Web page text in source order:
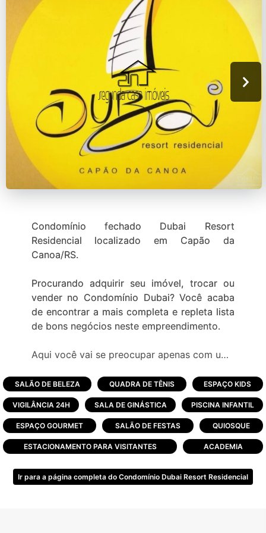
Condomínio fechado Dubai Resort
Residencial localizado em Capão da
Canoa/RS.
Procurando adquirir seu imóvel, trocar ou
vender no Condomínio Dubai? Você acaba
de encontrar a mais completa e repleta lista
de bons negócios neste empreendimento.
Aqui você vai se preocupar apenas com uma
opções de lazer distribuídas em 340 mil m².
Nada como poder viver grandes momentos.
O empreendimento foi lançado em 2011 e
possui uma área de mais de 340 mil m², 489
terrenos para construção da sua casa de
praia, ou opções de casas e sobrados
prontos para uso.
SALÃO DE BELEZA QUADRA DE TÊNIS ESPAÇO KIDS
VIGILÂNCIA 24H SALA DE GINÁSTICA PISCINA INFANTIL
ESPAÇO GOURMET SALÃO DE FESTAS QUIOSQUE
ESTACIONAMENTO PARA VISITANTES ACADEMIA
Ir para a página completa do Condomínio Dubai Resort Residencial